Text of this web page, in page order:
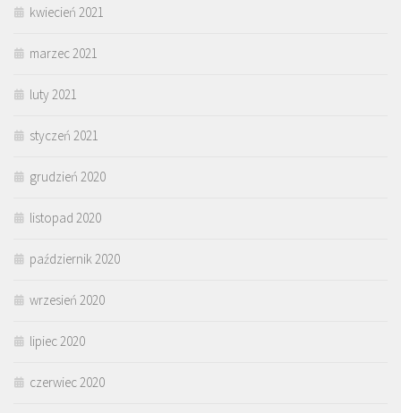
kwiecień 2021
marzec 2021
luty 2021
styczeń 2021
grudzień 2020
listopad 2020
październik 2020
wrzesień 2020
lipiec 2020
czerwiec 2020